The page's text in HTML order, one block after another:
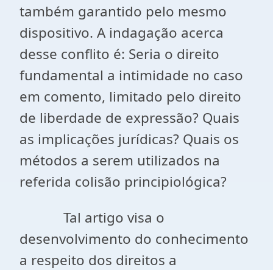
também garantido pelo mesmo
dispositivo. A indagação acerca
desse conflito é: Seria o direito
fundamental a intimidade no caso
em comento, limitado pelo direito
de liberdade de expressão? Quais
as implicações jurídicas? Quais os
métodos a serem utilizados na
referida colisão principiológica?
Tal artigo visa o
desenvolvimento do conhecimento
a respeito dos direitos a